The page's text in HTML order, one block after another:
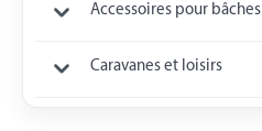
Accessoires pour bâches
Caravanes et loisirs